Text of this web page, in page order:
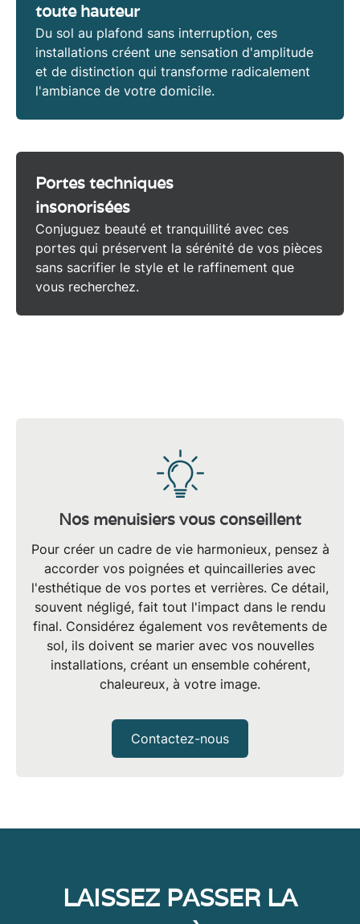
toute hauteur
Du sol au plafond sans interruption, ces
installations créent une sensation d'amplitude
et de distinction qui transforme radicalement
l'ambiance de votre domicile.
Portes techniques
insonorisées
Conjuguez beauté et tranquillité avec ces
portes qui préservent la sérénité de vos pièces
sans sacrifier le style et le raffinement que
vous recherchez.
Nos menuisiers vous conseillent
Pour créer un cadre de vie harmonieux, pensez à
accorder vos poignées et quincailleries avec
l'esthétique de vos portes et verrières. Ce détail,
souvent négligé, fait tout l'impact dans le rendu
final. Considérez également vos revêtements de
sol, ils doivent se marier avec vos nouvelles
installations, créant un ensemble cohérent,
chaleureux, à votre image.
Contactez-nous
LAISSEZ PASSER LA